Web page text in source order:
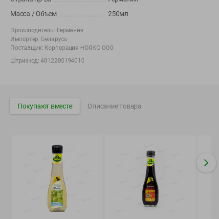
Вакансии 👋
Корпоративный сайт Green
соглашения
Фрунзенского района г. Минска + 375 17 272 73 84 .
Номер и адрес электронной почты лица, уполномоченного
продавцом рассматривать обращения покупателей о нарушении их
прав, предусмотренных законодательством о защите прав
потребителей: +375 44 560-60-61, shop@green-dostavka.by.
Способы оплаты товара:
Масса / Объем
250мл
Производитель: Германия
Импортер: Беларусь
Поставщик: Корпорация НОЯКС ООО
Штрихкод:4012200194010
Покупают вместе Описание товара